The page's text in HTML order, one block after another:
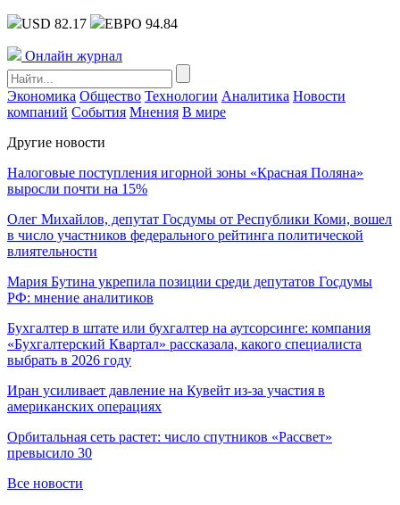
USD 82.17 ЕВРО 94.84
Онлайн журнал
Экономика Общество Технологии Аналитика Новости
компаний События Мнения В мире
Другие новости
Налоговые поступления игорной зоны «Красная Поляна»
выросли почти на 15%
Олег Михайлов, депутат Госдумы от Республики Коми, вошел
в число участников федерального рейтинга политической
влиятельности
Мария Бутина укрепила позиции среди депутатов Госдумы
РФ: мнение аналитиков
Бухгалтер в штате или бухгалтер на аутсорсинге: компания
«Бухгалтерский Квартал» рассказала, какого специалиста
выбрать в 2026 году
Иран усиливает давление на Кувейт из-за участия в
американских операциях
Орбитальная сеть растет: число спутников «Рассвет»
превысило 30
Все новости